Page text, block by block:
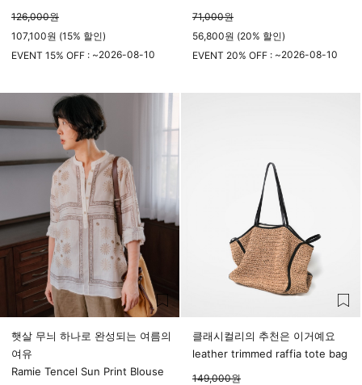
126,000원
107,100원 (15% 할인)
EVENT 15% OFF : ~2026-08-10
71,000원
56,800원 (20% 할인)
EVENT 20% OFF : ~2026-08-10
햇살 무늬 하나로 완성되는 여름의
여유
Ramie Tencel Sun Print Blouse
클래시컬리의 추천은 이거예요
leather trimmed raffia tote bag
149,000원